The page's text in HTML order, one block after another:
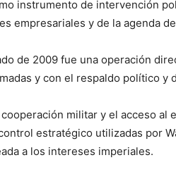
instrumento de intervención
empresariales y de la agenda
de 2009 fue una operación
y con el respaldo político y
militar y el acceso al
estratégico utilizadas por
a los intereses imperiales.